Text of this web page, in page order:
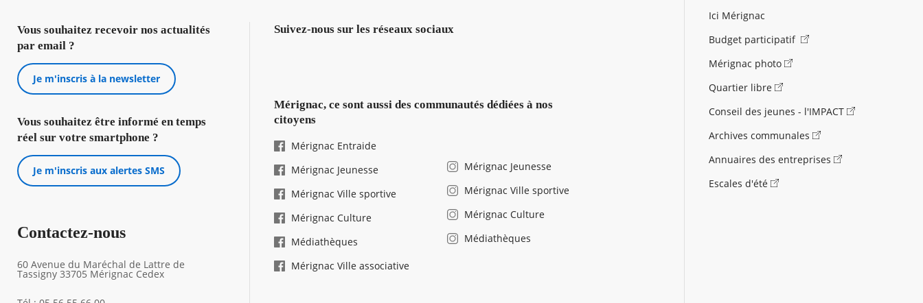
Vous souhaitez recevoir nos actualités
par email ?
Je m'inscris à la newsletter
Vous souhaitez être informé en temps
réel sur votre smartphone ?
Je m'inscris aux alertes SMS
Contactez-nous
60 Avenue du Maréchal de Lattre de
Tassigny 33705 Mérignac Cedex
Suivez-nous sur les réseaux sociaux
Mérignac, ce sont aussi des communautés dédiées à nos
citoyens
Mérignac Entraide
Mérignac Jeunesse
Mérignac Ville sportive
Mérignac Culture
Médiathèques
Mérignac Ville associative
Mérignac Jeunesse
Mérignac Ville sportive
Mérignac Culture
Médiathèques
Ici Mérignac
Budget participatif
Mérignac photo
Quartier libre
Conseil des jeunes - l'IMPACT
Archives communales
Annuaires des entreprises
Escales d'été